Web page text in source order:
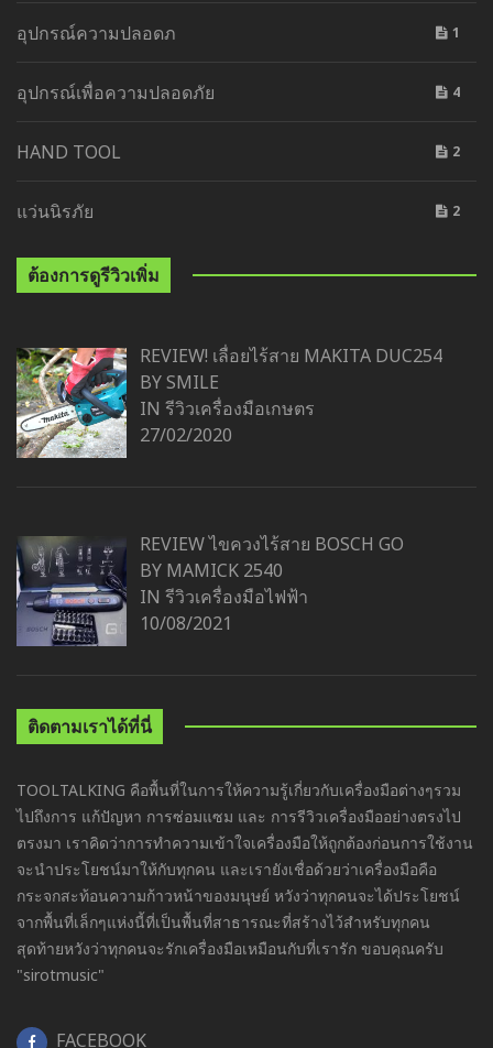
อุปกรณ์ความปลอดภ 1
อุปกรณ์เพื่อความปลอดภัย 4
HAND TOOL 2
แว่นนิรภัย 2
ต้องการดูรีวิวเพิ่ม
REVIEW! เลื่อยไร้สาย MAKITA DUC254
BY SMILE
IN รีวิวเครื่องมือเกษตร
27/02/2020
REVIEW ไขควงไร้สาย BOSCH GO
BY MAMICK 2540
IN รีวิวเครื่องมือไฟฟ้า
10/08/2021
ติดตามเราได้ที่นี่
TOOLTALKING คือพื้นที่ในการให้ความรู้เกี่ยวกับเครื่องมือต่างๆรวม
ไปถึงการ แก้ปัญหา การซ่อมแซม และ การรีวิวเครื่องมืออย่างตรงไป
ตรงมา เราคิดว่าการทำความเข้าใจเครื่องมือให้ถูกต้องก่อนการใช้งาน
จะนำประโยชน์มาให้กับทุกคน และเรายังเชื่อด้วยว่าเครื่องมือคือ
กระจกสะท้อนความก้าวหน้าของมนุษย์ หวังว่าทุกคนจะได้ประโยชน์
จากพื้นที่เล็กๆแห่งนี้ที่เป็นพื้นที่สาธารณะที่สร้างไว้สำหรับทุกคน
สุดท้ายหวังว่าทุกคนจะรักเครื่องมือเหมือนกับที่เรารัก ขอบคุณครับ
"sirotmusic"
FACEBOOK